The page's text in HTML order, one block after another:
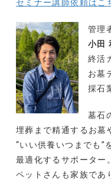
セミナー講師依頼はこ
管理
小田
終活
お墓
採石
墓石
埋葬まで精通するお墓
“いい供養いつまでも”
最適化するサポーター。
ペットさんも家族であ